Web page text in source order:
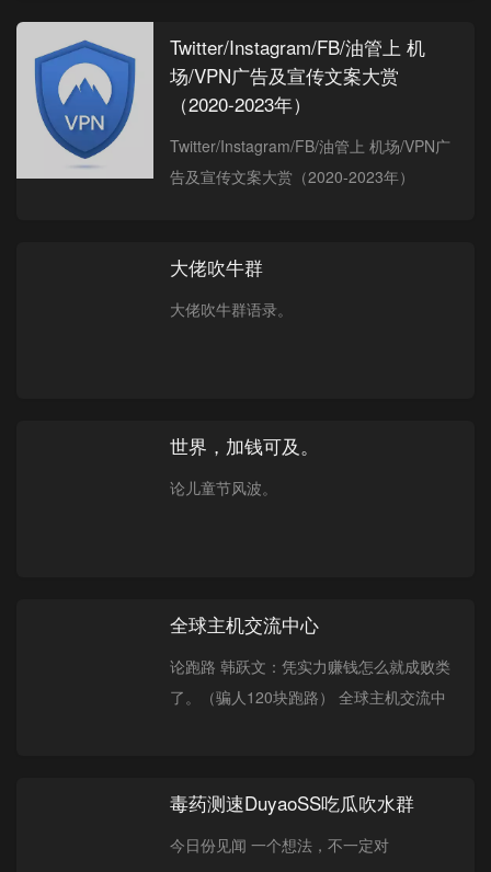
Twitter/Instagram/FB/油管上 机
场/VPN广告及宣传文案大赏
（2020-2023年）
Twitter/Instagram/FB/油管上 机场/VPN广
告及宣传文案大赏（2020-2023年）
大佬吹牛群
大佬吹牛群语录。
世界，加钱可及。
论儿童节风波。
全球主机交流中心
论跑路 韩跃文：凭实力赚钱怎么就成败类
了。（骗人120块跑路） 全球主机交流中
毒药测速DuyaoSS吃瓜吹水群
今日份见闻 一个想法，不一定对